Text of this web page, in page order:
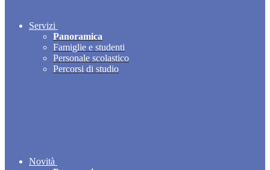
Servizi
Panoramica
Famiglie e studenti
Personale scolastico
Percorsi di studio
Novità